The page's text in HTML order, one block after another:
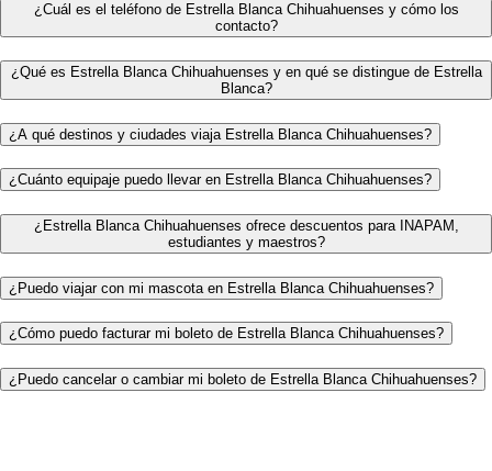
¿Cuál es el teléfono de Estrella Blanca Chihuahuenses y cómo los
contacto?
¿Qué es Estrella Blanca Chihuahuenses y en qué se distingue de Estrella
Blanca?
¿A qué destinos y ciudades viaja Estrella Blanca Chihuahuenses?
¿Cuánto equipaje puedo llevar en Estrella Blanca Chihuahuenses?
¿Estrella Blanca Chihuahuenses ofrece descuentos para INAPAM,
estudiantes y maestros?
¿Puedo viajar con mi mascota en Estrella Blanca Chihuahuenses?
¿Cómo puedo facturar mi boleto de Estrella Blanca Chihuahuenses?
¿Puedo cancelar o cambiar mi boleto de Estrella Blanca Chihuahuenses?